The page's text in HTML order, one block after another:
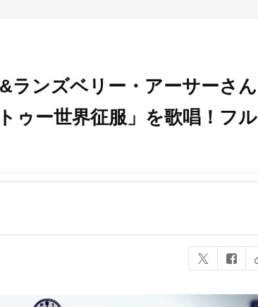
ランズベリー・アーサーさん
ゥー世界征服」を歌唱！フル